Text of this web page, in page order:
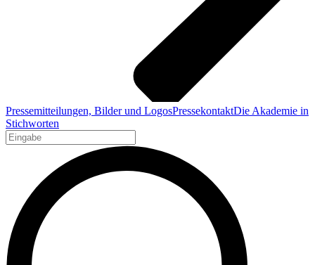
Pressemitteilungen, Bilder und LogosPressekontaktDie Akademie in
Stichworten